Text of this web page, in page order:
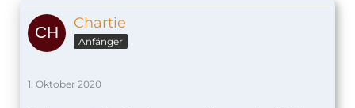
Chartie
Anfänger
1. Oktober 2020